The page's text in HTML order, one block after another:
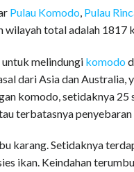
Pulau Komodo Pulau
total adalah 1817
melindungi komodo
dari Asia dan Australia,
komodo, setidaknya
terbatasnya penyebaran
karang. Setidaknya
ikan. Keindahan